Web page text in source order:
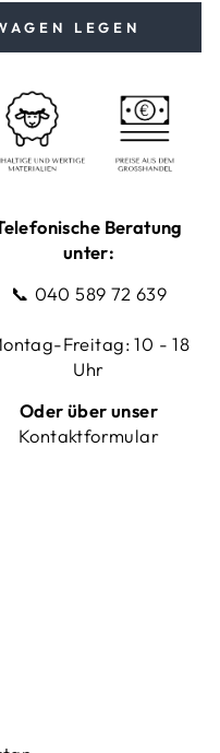
LEGEN
Beratung
unter:
📞 040 589 72 639
Freitag: 10 - 18
Uhr
Oder über unser
Kontaktformular